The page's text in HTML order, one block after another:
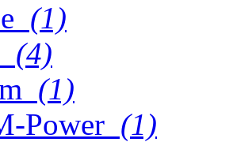
(1)
(4)
(1)
Power (1)